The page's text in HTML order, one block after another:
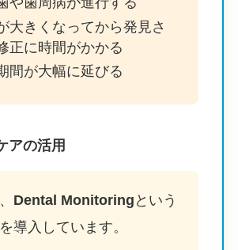
大きくなってから発見さ
正に時間がかかる
間が大幅に延びる
アの活用
Dental Monitoring という
導入しています。